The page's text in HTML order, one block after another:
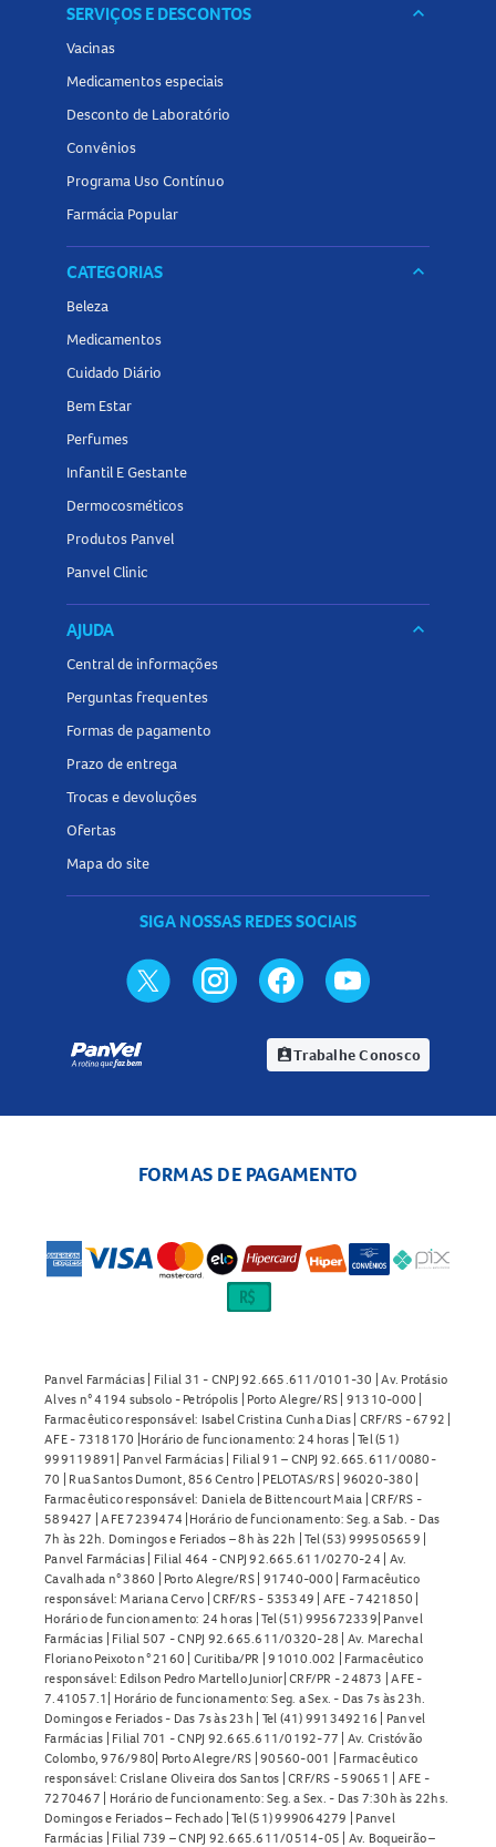
SERVIÇOS E DESCONTOS keyboard_arrow_down
Vacinas
Medicamentos especiais
Desconto de Laboratório
Convênios
Programa Uso Contínuo
Farmácia Popular
CATEGORIAS keyboard_arrow_down
Beleza
Medicamentos
Cuidado Diário
Bem Estar
Perfumes
Infantil E Gestante
Dermocosméticos
Produtos Panvel
Panvel Clinic
AJUDA keyboard_arrow_down
Central de informações
Perguntas frequentes
Formas de pagamento
Prazo de entrega
Trocas e devoluções
Ofertas
Mapa do site
SIGA NOSSAS REDES SOCIAIS
assignment_indTrabalhe Conosco
FORMAS DE PAGAMENTO
Panvel Farmácias | Filial 31 - CNPJ 92.665.611/0101-30 | Av. Protásio
Alves n° 4194 subsolo - Petrópolis | Porto Alegre/RS | 91310-000 |
Farmacêutico responsável: Isabel Cristina Cunha Dias | CRF/RS - 6792 |
AFE - 7318170 |Horário de funcionamento: 24 horas | Tel (51)
999119891| Panvel Farmácias | Filial 91 – CNPJ 92.665.611/0080-
70 | Rua Santos Dumont, 856 Centro | PELOTAS/RS | 96020-380 |
Farmacêutico responsável: Daniela de Bittencourt Maia | CRF/RS -
589427 | AFE 7239474 |Horário de funcionamento: Seg. a Sab. - Das
7h às 22h. Domingos e Feriados – 8h às 22h | Tel (53) 999505659 |
Panvel Farmácias | Filial 464 - CNPJ 92.665.611/0270-24 | Av.
Cavalhada n° 3860 | Porto Alegre/RS | 91740-000 | Farmacêutico
responsável: Mariana Cervo | CRF/RS - 535349 | AFE - 7421850 |
Horário de funcionamento: 24 horas | Tel (51) 995672339| Panvel
Farmácias | Filial 507 - CNPJ 92.665.611/0320-28 | Av. Marechal
Floriano Peixoto n° 2160 | Curitiba/PR | 91010.002 | Farmacêutico
responsável: Edilson Pedro Martello Junior| CRF/PR - 24873 | AFE -
7.41057.1| Horário de funcionamento: Seg. a Sex. - Das 7s às 23h.
Domingos e Feriados - Das 7s às 23h | Tel (41) 991349216 | Panvel
Farmácias | Filial 701 - CNPJ 92.665.611/0192-77 | Av. Cristóvão
Colombo, 976/980| Porto Alegre/RS | 90560-001 | Farmacêutico
responsável: Crislane Oliveira dos Santos | CRF/RS - 590651 | AFE -
7270467 | Horário de funcionamento: Seg. a Sex. - Das 7:30h às 22hs.
Domingos e Feriados – Fechado | Tel (51) 999064279 | Panvel
Farmácias | Filial 739 – CNPJ 92.665.611/0514-05 | Av. Boqueirão –